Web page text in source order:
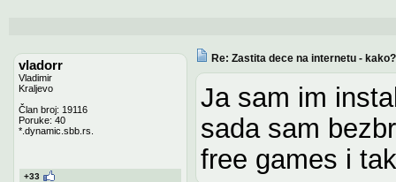
vladorr
Vladimir
Kraljevo
Član broj: 19116
Poruke: 40
*.dynamic.sbb.rs.
+33
Re: Zastita dece na internetu - kako?
Ja sam im
sada sam
free games i